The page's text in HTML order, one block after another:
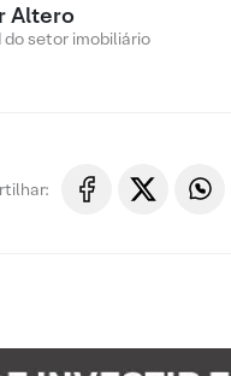
Altero
do setor imobiliário